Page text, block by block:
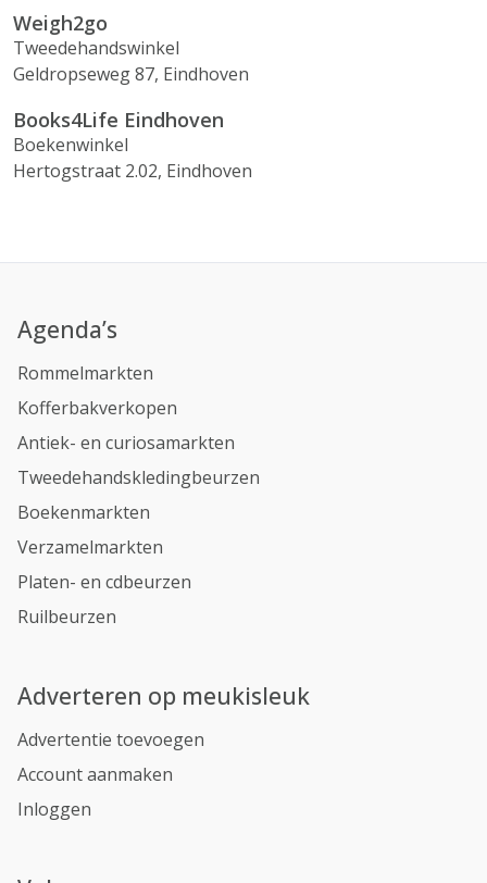
Weigh2go
Tweedehandswinkel
Geldropseweg 87, Eindhoven
Books4Life Eindhoven
Boekenwinkel
Hertogstraat 2.02, Eindhoven
Agenda’s
Rommelmarkten
Kofferbakverkopen
Antiek- en curiosamarkten
Tweedehandskledingbeurzen
Boekenmarkten
Verzamelmarkten
Platen- en cdbeurzen
Ruilbeurzen
Adverteren op meukisleuk
Advertentie toevoegen
Account aanmaken
Inloggen